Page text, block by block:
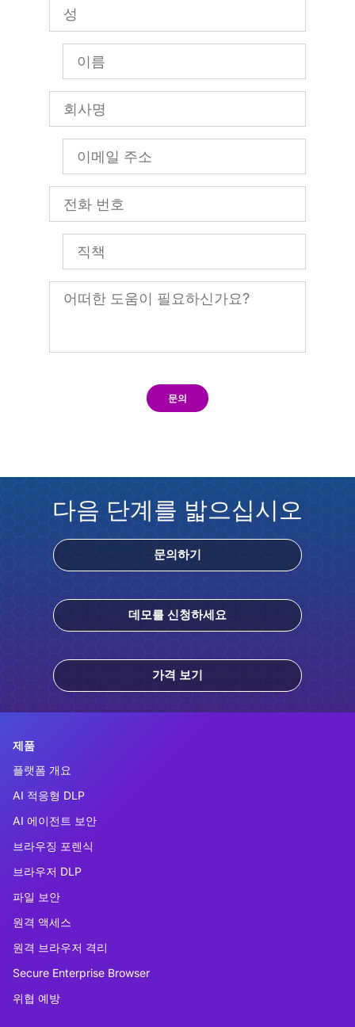
문의
다음 단계를 밟으십시오
문의하기
데모를 신청하세요
가격 보기
제품
플랫폼 개요
AI 적응형 DLP
AI 에이전트 보안
브라우징 포렌식
브라우저 DLP
파일 보안
원격 액세스
원격 브라우저 격리
Secure Enterprise Browser
위협 예방